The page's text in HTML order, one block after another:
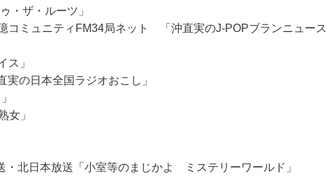
・ザ・ルーツ」
コミュニティFM34局ネット 「沖直実のJ-POPブランニュース
ス」
の日本全国ラジオおこし」
女」
・北日本放送「小室等のまじかよ ミステリーワールド」